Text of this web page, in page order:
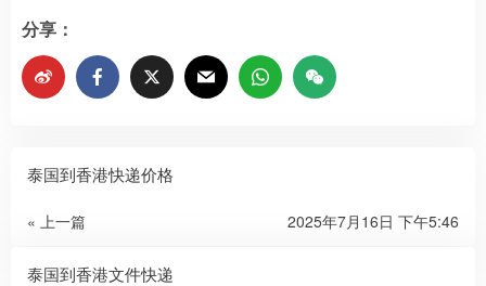
分享：
泰国到香港快递价格
« 上一篇 2025年7月16日 下午5:46
泰国到香港文件快递